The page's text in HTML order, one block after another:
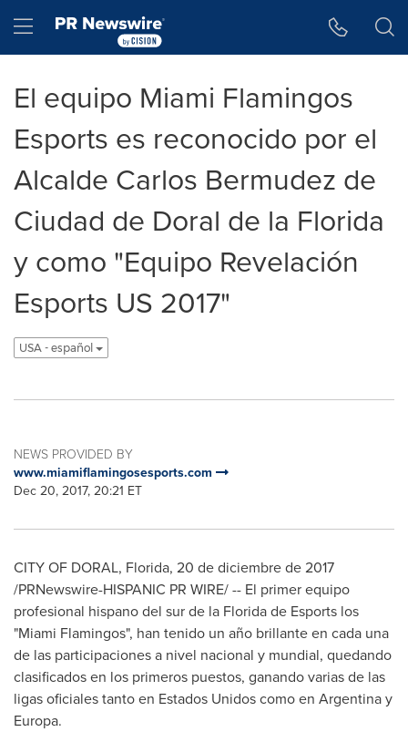
Hamburger menu
El equipo Miami Flamingos
Esports es reconocido por el
Alcalde Carlos Bermudez de
Ciudad de Doral de la Florida
y como "Equipo Revelación
Esports US 2017"
USA - español
NEWS PROVIDED BY
www.miamiflamingosesports.com
Dec 20, 2017, 20:21 ET
CITY OF DORAL, Florida, 20 de diciembre de 2017
/PRNewswire-HISPANIC PR WIRE/ -- El primer equipo
profesional hispano del sur de la Floridade Esports los
"Miami Flamingos", han tenido un año brillante en cada una
de las participaciones a nivel nacional y mundial, quedando
clasificados en los primeros puestos, ganando varias de las
ligas oficiales tanto en Estados Unidos como en Argentinay
Europa.